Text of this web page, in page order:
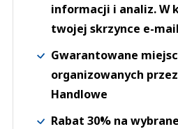
informacji i analiz. W
twojej skrzynce e-
Gwarantowane
organizowanych
Handlowe
Rabat 30% na